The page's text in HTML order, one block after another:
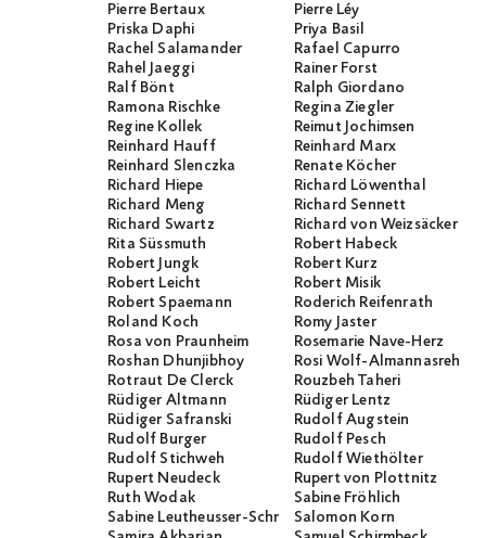
Pierre Bertaux
Pierre Léy
Priska Daphi
Priya Basil
Rachel Salamander
Rafael Capurro
Rahel Jaeggi
Rainer Forst
Ralf Bönt
Ralph Giordano
Ramona Rischke
Regina Ziegler
Regine Kollek
Reimut Jochimsen
Reinhard Hauff
Reinhard Marx
Reinhard Slenczka
Renate Köcher
Richard Hiepe
Richard Löwenthal
Richard Meng
Richard Sennett
Richard Swartz
Richard von Weizsäcker
Rita Süssmuth
Robert Habeck
Robert Jungk
Robert Kurz
Robert Leicht
Robert Misik
Robert Spaemann
Roderich Reifenrath
Roland Koch
Romy Jaster
Rosa von Praunheim
Rosemarie Nave-Herz
Roshan Dhunjibhoy
Rosi Wolf-Almannasreh
Rotraut De Clerck
Rouzbeh Taheri
Rüdiger Altmann
Rüdiger Lentz
Rüdiger Safranski
Rudolf Augstein
Rudolf Burger
Rudolf Pesch
Rudolf Stichweh
Rudolf Wiethölter
Rupert Neudeck
Rupert von Plottnitz
Ruth Wodak
Sabine Fröhlich
Sabine Leutheusser-Schnarrenberger
Salomon Korn